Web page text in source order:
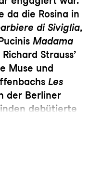
da die Rosina in
di Siviglia,
Madama
Strauss’
Muse und
Les
der Berliner
debütierte
Janáčeks